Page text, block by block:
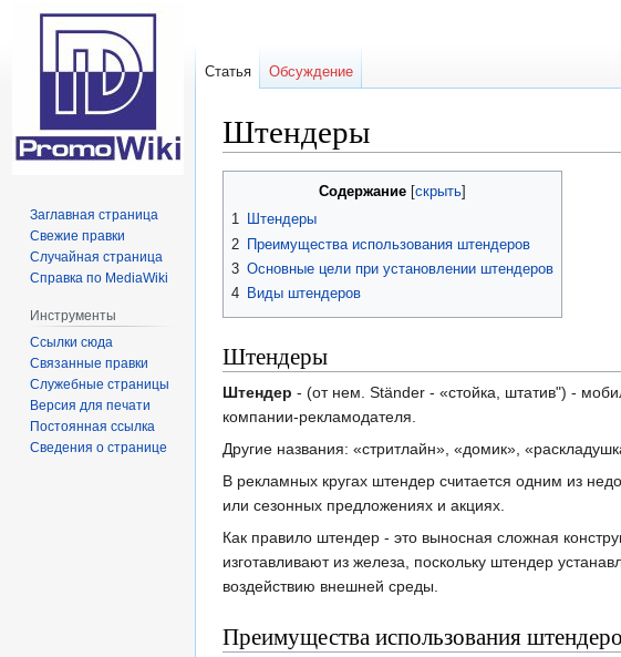
Штендеры
навигации
Содержание
1 Штендеры
2 Преимущества использования штендеров
3 Основные цели при установлении штендеров
4 Виды штендеров
Штендеры
Штендер - (от нем. Ständer - «стойка, штатив") -
компании-рекламодателя.
Другие названия: «стритлайн», «домик»,
В рекламных кругах штендер считается одним из
или сезонных предложениях и акциях.
Как правило штендер - это выносная сложная
изготавливают из железа, поскольку штендер
воздействию внешней среды.
Преимущества использования
Статья Обсуждение
Заглавная страница
Свежие правки
Случайная страница
Справка по MediaWiki
Инструменты
Ссылки сюда
Связанные правки
Служебные страницы
Версия для печати
Постоянная ссылка
Сведения о странице